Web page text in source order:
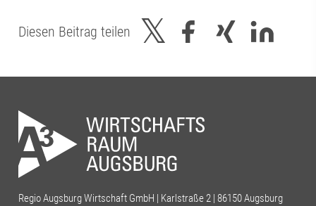
Diesen Beitrag teilen
Regio Augsburg Wirtschaft GmbH | Karlstraße 2 | 86150 Augsburg